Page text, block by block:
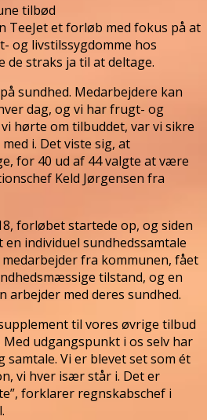
tilbød
TeeJet et forløb med fokus på at
og livstilssygdomme hos
de straks ja til at deltage.
sundhed. Medarbejdere kan
dag, og vi har frugt- og
hørte om tilbuddet, var vi sikre
i. Det viste sig, at
for 40 ud af 44 valgte at være
Keld Jørgensen fra
forløbet startede op, og siden
individuel sundhedssamtale
fra kommunen, fået
tilstand, og en
arbejder med deres sundhed.
til vores øvrige tilbud
udgangspunkt i os selv har
Vi er blevet set som ét
vi hver især står i. Det er
forklarer regnskabschef i